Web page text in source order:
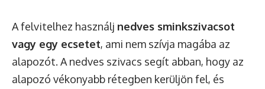
A felvitelhez használj nedves sminkszivacsot
vagy egy ecsetet, ami nem szívja magába az
alapozót. A nedves szivacs segít abban, hogy az
alapozó vékonyabb rétegben kerüljön fel, és